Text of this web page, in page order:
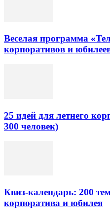
Веселая программа
корпоративов и
25 идей для летнего
300 человек)
Квиз-календарь: 200
корпоратива и юбилея